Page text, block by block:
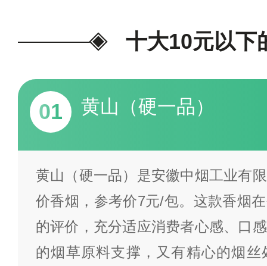
提醒：吸烟有害健康，本页面
十大10元以下
01 黄山（硬一品）
黄山（硬一品）是安徽中烟工业有
价香烟，参考价7元/包。这款香烟
的评价，充分适应消费者心感、口
的烟草原料支撑，又有精心的烟